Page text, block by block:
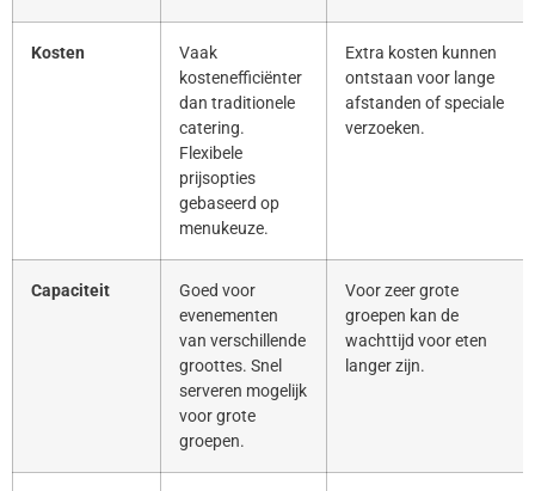
Kosten
Vaak
kostenefficiënter
dan traditionele
catering.
Flexibele
prijsopties
gebaseerd op
menukeuze.
Extra kosten kunnen
ontstaan voor lange
afstanden of speciale
verzoeken.
Capaciteit
Goed voor
evenementen
van verschillende
groottes. Snel
serveren mogelijk
voor grote
groepen.
Voor zeer grote
groepen kan de
wachttijd voor eten
langer zijn.